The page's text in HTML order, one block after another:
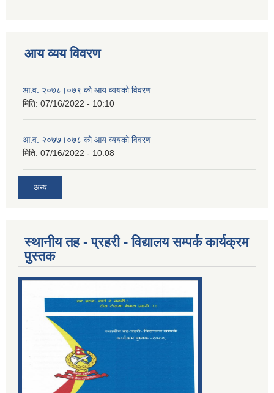
आय व्यय विवरण
आ.व. २०७८।०७९ को आय व्ययको विवरण
मिति: 07/16/2022 - 10:10
आ.व. २०७७।०७८ को आय व्ययको विवरण
मिति: 07/16/2022 - 10:08
अन्य
स्थानीय तह - प्रहरी - विद्यालय सम्पर्क कार्यक्रम
पुुस्तक